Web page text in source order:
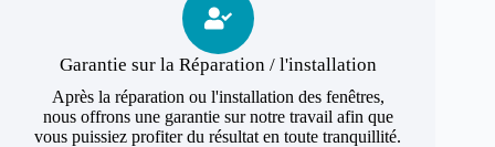
Garantie sur la Réparation / l'installation
Après la réparation ou l'installation des fenêtres,
nous offrons une garantie sur notre travail afin que
vous puissiez profiter du résultat en toute tranquillité.